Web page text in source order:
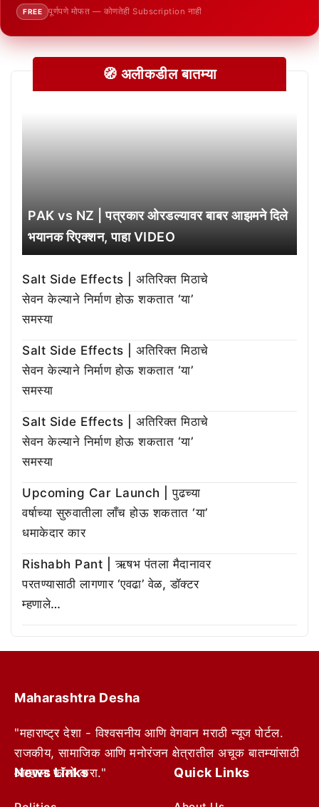
FREE पूर्णपणे मोफत — कोणतेही Subscription नाही
🧭 अलीकडील बातम्या
PAK vs NZ | पत्रकार ओरडल्यावर बाबर आझमने दिले
भयानक रिएक्शन, पाहा VIDEO
Salt Side Effects | अतिरिक्त मिठाचे
सेवन केल्याने निर्माण होऊ शकतात ‘या’
समस्या
Salt Side Effects | अतिरिक्त मिठाचे
सेवन केल्याने निर्माण होऊ शकतात ‘या’
समस्या
Salt Side Effects | अतिरिक्त मिठाचे
सेवन केल्याने निर्माण होऊ शकतात ‘या’
समस्या
Upcoming Car Launch | पुढच्या
वर्षाच्या सुरुवातीला लाँच होऊ शकतात ‘या’
धमाकेदार कार
Rishabh Pant | ऋषभ पंतला मैदानावर
परतण्यासाठी लागणार ‘एवढा’ वेळ, डॉक्टर
म्हणाले…
Maharashtra Desha
"महाराष्ट्र देशा - विश्वसनीय आणि वेगवान मराठी न्यूज पोर्टल.
राजकीय, सामाजिक आणि मनोरंजन क्षेत्रातील अचूक बातम्यांसाठी
आम्हाला फॉलो करा."
News Links Quick Links